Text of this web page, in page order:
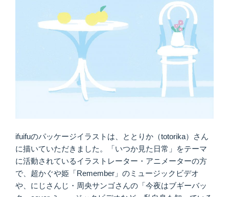
ifuifuのパッケージイラストは、ととりか（totorika）さん
に描いていただきました。「いつか見た日常」をテーマ
に活動されているイラストレーター・アニメーターの方
で、超かぐや姫「Remember」のミュージックビデオ
や、にじさんじ・周央サンゴさんの「今夜はブギーバッ